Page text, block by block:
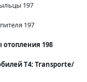
197
197
198
Т4: Тгаnsporte/